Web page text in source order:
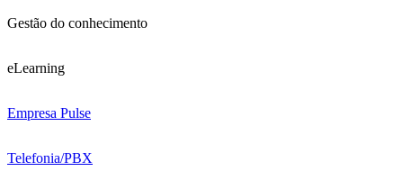
Gestão do conhecimento
eLearning
Empresa Pulse
Telefonia/PBX